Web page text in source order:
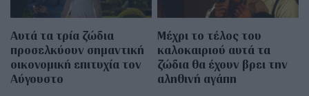
Αυτά τα τρία ζώδια
προσελκύουν σημαντική
οικονομική επιτυχία τον
Αύγουστο
Μέχρι το τέλος του
καλοκαιριού αυτά τα
ζώδια θα έχουν βρει την
αληθινή αγάπη